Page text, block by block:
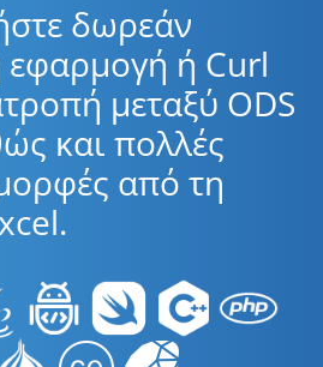
δωρεάν
εφαρμογή ή Curl
μεταξύ ODS
και πολλές
από τη